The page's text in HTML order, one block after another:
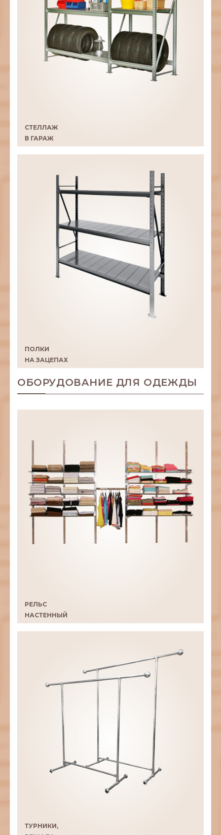
СТЕЛЛАЖ
В ГАРАЖ
ПОЛКИ
НА ЗАЦЕПАХ
ОБОРУДОВАНИЕ ДЛЯ ОДЕЖДЫ
РЕЛЬС
НАСТЕННЫЙ
ТУРНИКИ,